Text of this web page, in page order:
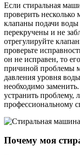
Если стиральная
проверить
клапаны подачи
перекручены и не
отрегулируйте
проверьте
он не исправен, то
причиной проблемы
давления уровня
необходимо
устранить проблему,
профессиональному
Почему моя